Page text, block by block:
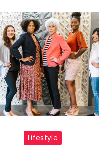
Lifestyle